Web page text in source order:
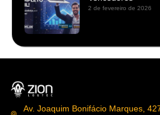
2 de fevereiro de 2026
Av. Joaquim Bonifácio Marques,